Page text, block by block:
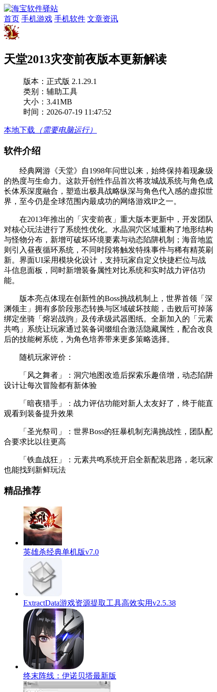
首页 手机游戏 手机软件 文章资讯
天堂2013灾变前夜版本更新解读
版本： 正式版 2.1.29.1
类别：辅助工具
大小：3.41MB
时间：2026-07-19 11:47:52
本地下载 （需要电脑运行）
软件介绍
经典网游《天堂》自1998年问世以来，始终保持着现象级
的热度与生命力。这款开创性作品首次将攻城战系统与角色成
长体系深度融合，塑造出极具战略纵深与角色代入感的虚拟世
界，至今仍是全球范围内最成功的网络游戏IP之一。
在2013年推出的「灾变前夜」重大版本更新中，开发团队
对核心玩法进行了系统性优化。水晶洞穴区域重构了地形结构
与怪物分布，新增可破坏环境要素与动态陷阱机制；海音地监
则引入昼夜循环系统，不同时段将触发特殊事件与稀有精英刷
新。界面UI采用模块化设计，支持玩家自定义快捷栏位与战
斗信息面板，同时新增装备属性对比系统和实时战力评估功
能。
版本亮点体现在创新性的Boss挑战机制上，世界首领「深
渊领主」拥有多阶段形态转换与区域破坏技能，击败后可掉落
绑定坐骑「熔岩战驹」及传承级武器图纸。全新加入的「元素
共鸣」系统让玩家通过装备词缀组合激活隐藏属性，配合改良
后的技能树系统，为角色培养带来更多策略选择。
随机玩家评价：
「风之舞者」：洞穴地图改造后探索乐趣倍增，动态陷阱
设计让每次冒险都有新体验
「暗夜猎手」：战力评估功能对新人太友好了，终于能直
观看到装备提升效果
「圣光祭司」：世界Boss的狂暴机制充满挑战性，团队配
合要求比以往更高
「铁血战狂」：元素共鸣系统开启全新配装思路，老玩家
也能找到新鲜玩法
精品推荐
英雄杀经典单机版v7.0
ExtractData游戏资源提取工具高效实用v2.5.38
终末阵线：伊诺贝塔最新版